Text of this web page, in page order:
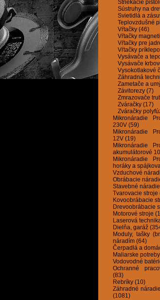
Striekacie
Sústruhy na
Svietidlá a
Teplovzdušné
Vŕtačky (46)
Vŕtačky
Vŕtačky pre
Vŕtačky
Vysávače a
Vysávače
Vysokotlakové
Záhradná
Zametače a
Závitorezy (7)
Zmrazovače
Zváračky (17)
Zváračky
Mikronáradie
230V (59)
Mikronáradie
12V (19)
Mikronáradie
akumulátorové
Mikronáradie
horáky a
Vzduchové
Obrábacie
Stavebné
Tvarovacie stroje
Kovoobrábacie
Drevoobrábacie
Motorové stroje
Laserová
Dielňa, garáž
Moduly, tašky
náradím (64)
Čerpadlá a
Maliarske
Vodovodné
Ochranné
(83)
Rebríky (10)
Záhradné
(1081)